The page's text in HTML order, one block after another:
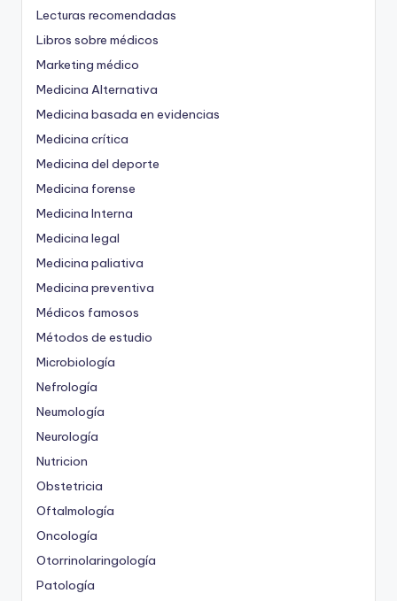
Lecturas recomendadas
Libros sobre médicos
Marketing médico
Medicina Alternativa
Medicina basada en evidencias
Medicina crítica
Medicina del deporte
Medicina forense
Medicina Interna
Medicina legal
Medicina paliativa
Medicina preventiva
Médicos famosos
Métodos de estudio
Microbiología
Nefrología
Neumología
Neurología
Nutricion
Obstetricia
Oftalmología
Oncología
Otorrinolaringología
Patología